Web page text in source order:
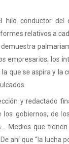
hilo conductor del
relativos a
empresarios; los
que se aspira y
y redactado
gobiernos, de
Medios que
ahí que “la